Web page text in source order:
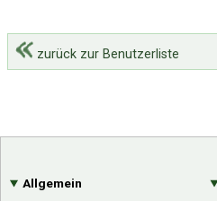
zurück zur Benutzerliste
Allgemein